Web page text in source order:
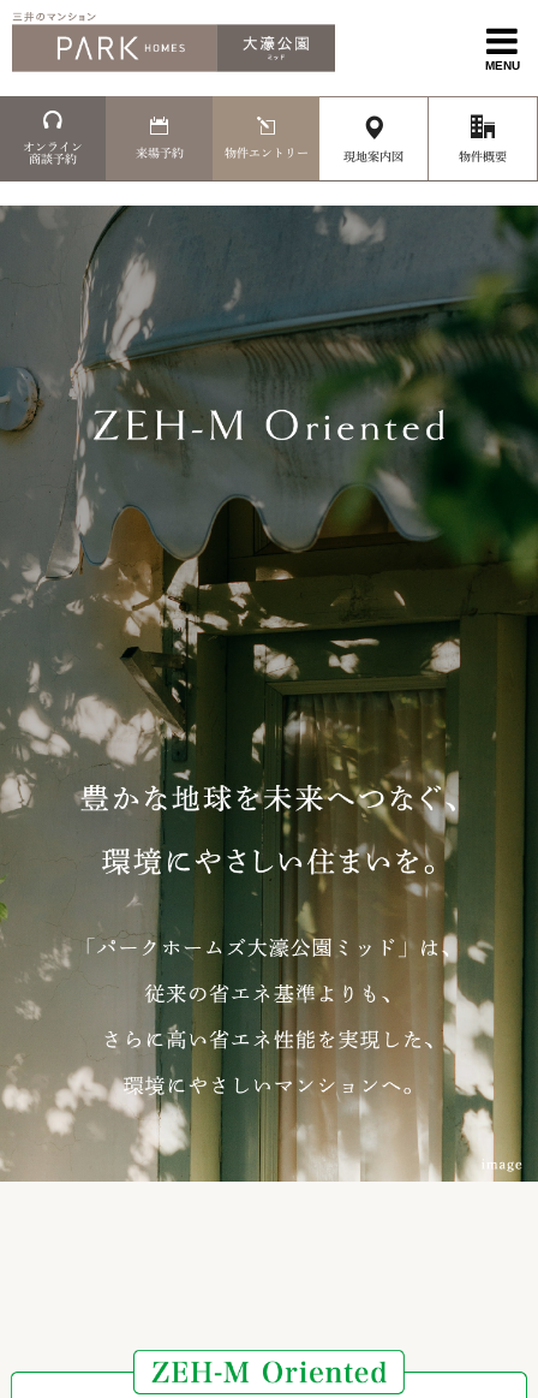
MENU
オンライン
商談予約
来場予約 物件エントリー 現地案内図 物件概要